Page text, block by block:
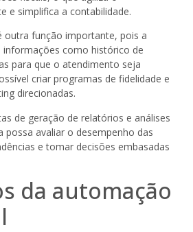
e simplifica a contabilidade.
outra função importante, pois a
como histórico de
para que o atendimento seja
criar programas de fidelidade e
direcionadas.
de geração de relatórios e análises
possa avaliar o desempenho das
e tomar decisões embasadas
da automação